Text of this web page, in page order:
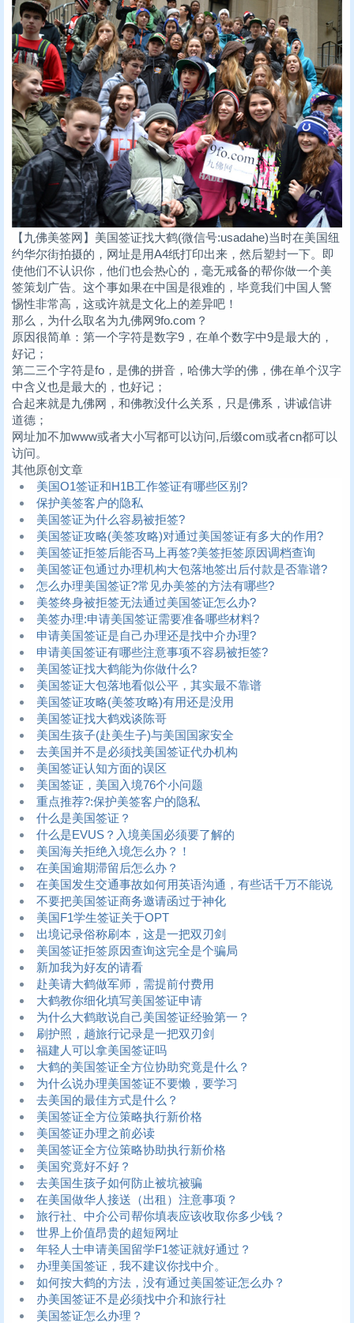
【九佛美签网】美国签证找大鹤(微信号:usadahe)当时在美国纽
约华尔街拍摄的，网址是用A4纸打印出来，然后塑封一下。即
使他们不认识你，他们也会热心的，毫无戒备的帮你做一个美
签策划广告。这个事如果在中国是很难的，毕竟我们中国人警
惕性非常高，这或许就是文化上的差异吧！
那么，为什么取名为九佛网9fo.com？
原因很简单：第一个字符是数字9，在单个数字中9是最大的，
好记；
第二三个字符是fo，是佛的拼音，哈佛大学的佛，佛在单个汉字
中含义也是最大的，也好记；
合起来就是九佛网，和佛教没什么关系，只是佛系，讲诚信讲
道德；
网址加不加www或者大小写都可以访问,后缀com或者cn都可以
访问。
其他原创文章
美国O1签证和H1B工作签证有哪些区别?
保护美签客户的隐私
美国签证为什么容易被拒签?
美国签证攻略(美签攻略)对通过美国签证有多大的作用?
美国签证拒签后能否马上再签?美签拒签原因调档查询
美国签证包通过办理机构大包落地签出后付款是否靠谱?
怎么办理美国签证?常见办美签的方法有哪些?
美签终身被拒签无法通过美国签证怎么办?
美签办理:申请美国签证需要准备哪些材料?
申请美国签证是自己办理还是找中介办理?
申请美国签证有哪些注意事项不容易被拒签?
美国签证找大鹤能为你做什么?
美国签证大包落地看似公平，其实最不靠谱
美国签证攻略(美签攻略)有用还是没用
美国签证找大鹤戏谈陈哥
美国生孩子(赴美生子)与美国国家安全
去美国并不是必须找美国签证代办机构
美国签证认知方面的误区
美国签证，美国入境76个小问题
重点推荐?:保护美签客户的隐私
什么是美国签证？
什么是EVUS？入境美国必须要了解的
美国海关拒绝入境怎么办？！
在美国逾期滞留后怎么办？
在美国发生交通事故如何用英语沟通，有些话千万不能说
不要把美国签证商务邀请函过于神化
美国F1学生签证关于OPT
出境记录俗称刷本，这是一把双刃剑
美国签证拒签原因查询这完全是个骗局
新加我为好友的请看
赴美请大鹤做军师，需提前付费用
大鹤教你细化填写美国签证申请
为什么大鹤敢说自己美国签证经验第一？
刷护照，趟旅行记录是一把双刃剑
福建人可以拿美国签证吗
大鹤的美国签证全方位协助究竟是什么？
为什么说办理美国签证不要懒，要学习
去美国的最佳方式是什么？
美国签证全方位策略执行新价格
美国签证办理之前必读
美国签证全方位策略协助执行新价格
美国究竟好不好？
去美国生孩子如何防止被坑被骗
在美国做华人接送（出租）注意事项？
旅行社、中介公司帮你填表应该收取你多少钱？
世界上价值昂贵的超短网址
年轻人士申请美国留学F1签证就好通过？
办理美国签证，我不建议你找中介。
如何按大鹤的方法，没有通过美国签证怎么办？
办美国签证不是必须找中介和旅行社
美国签证怎么办理？